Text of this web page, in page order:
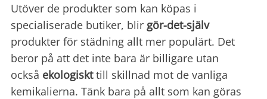
Utöver de produkter som kan köpas i
specialiserade butiker, blir gör-det-själv
produkter för städning allt mer populärt. Det
beror på att det inte bara är billigare utan
också ekologiskttill skillnad mot de vanliga
kemikalierna. Tänk bara på allt som kan göras